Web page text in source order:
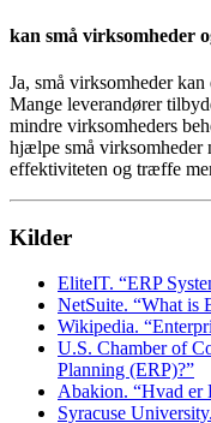
kan små virksomheder
Ja, små virksomheder
Mange leverandører
mindre virksomheders
hjælpe små virksomheder
effektiviteten og træffe
Kilder
EliteIT. “ERP
NetSuite. “What is
Wikipedia.
U.S. Chamber of
Planning (ERP)?”
Abakion. “Hvad er
Syracuse